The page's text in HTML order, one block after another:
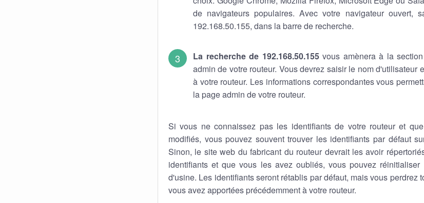
de navigateurs populaires. Avec votre navigateur ouvert,
192.168.50.155, dans la barre de recherche.
La recherche de 192.168.50.155vous amènera à la
admin de votre routeur. Vous devrez saisir le nom d'utilisateur
à votre routeur. Les informations correspondantes vous
la page admin de votre routeur.
Si vous ne connaissez pas les identifiants de votre routeur et
modifiés, vous pouvez souvent trouver les identifiants par défaut
Sinon, le site web du fabricant du routeur devrait les avoir
identifiants et que vous les avez oubliés, vous pouvez réinitialiser
d'usine. Les identifiants seront rétablis par défaut, mais vous perdrez
vous avez apportées précédemment à votre routeur.